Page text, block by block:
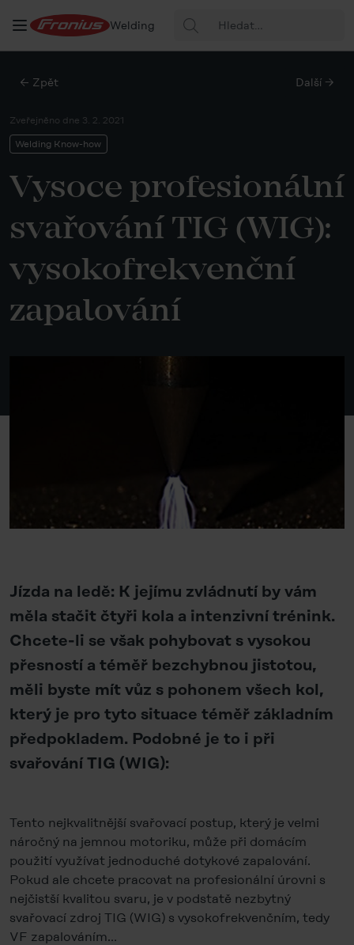
Welding Hledat:
← Zpět Další →
Zveřejněno dne 3. 2. 2021
Welding Know-how
Vysoce profesionální
svařování TIG (WIG):
vysokofrekvenční
zapalování
Jízda na ledě: K jejímu zvládnutí by vám
měla stačit čtyři kola a intenzivní trénink.
Chcete-li se však pohybovat s vysokou
přesností a téměř bezchybnou jistotou,
měli byste mít vůz s pohonem všech kol,
který je pro tyto situace téměř základním
předpokladem. Podobné je to i při
svařování TIG (WIG):
Tento nejkvalitnější svařovací postup, který je velmi
náročný na jemnou motoriku, může při domácím
použití využívat jednoduché dotykové zapalování.
Pokud ale chcete pracovat na profesionální úrovni s
nejčistší kvalitou svaru, je v podstatě nezbytný
svařovací zdroj TIG (WIG) s vysokofrekvenčním, tedy
VF zapalováním…